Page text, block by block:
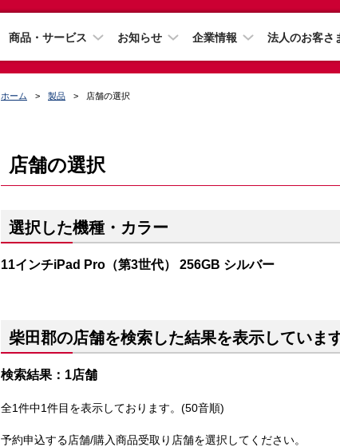
商品・サービス お知らせ 企業情報 法人のお客さ
ホーム 製品 店舗の選択
店舗の選択
選択した機種・カラー
11インチiPad Pro（第3世代） 256GB シルバー
柴田郡の店舗を検索した結果を表示していま
検索結果：1店舗
全1件中1件目を表示しております。(50音順)
予約申込する店舗/購入商品受取り店舗を選択してください。